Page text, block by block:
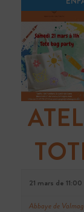
E
E
T
N
A
D
E
V
U
E
S
V
M
21 mars de 11:00
Abbaye de